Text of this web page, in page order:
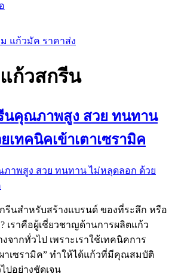
แก้วสกรีน
นคุณภาพสูง สวย ทนทาน
ทคนิคเข้าเตาเซรามิค
นสำหรับสร้างแบรนด์ ของที่ระลึก หรือ
เราคือผู้เชี่ยวชาญด้านการผลิตแก้ว
ากทั่วไป เพราะเราใช้เทคนิคการ
ผาเซรามิค” ทำให้ได้แก้วที่มีคุณสมบัติ
ปอย่างชัดเจน